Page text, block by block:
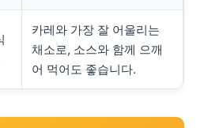
카레와 가장 잘 어울리는
채소로, 소스와 함께 으깨
어 먹어도 좋습니다.